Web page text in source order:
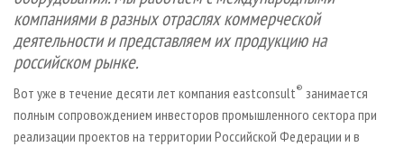
компаниями в разных отраслях коммерческой
деятельности и представляем их продукцию на
российском рынке.
Вот уже в течение десяти лет компания eastconsult® занимается
полным сопровождением инвесторов промышленного сектора при
реализации проектов на территории Российской Федерации и в